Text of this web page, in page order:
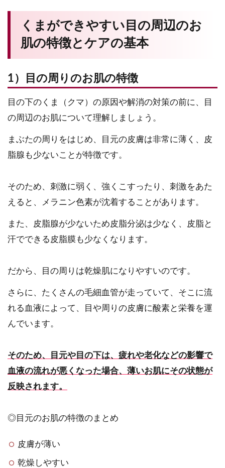
くまができやすい目の周辺のお
肌の特徴とケアの基本
1）目の周りのお肌の特徴
目の下のくま（クマ）の原因や解消の対策の前に、目
の周辺のお肌について理解しましょう。
まぶたの周りをはじめ、目元の皮膚は非常に薄く、皮
脂腺も少ないことが特徴です。
そのため、刺激に弱く、強くこすったり、刺激をあた
えると、メラニン色素が沈着することがあります。
また、皮脂腺が少ないため皮脂分泌は少なく、皮脂と
汗でできる皮脂膜も少なくなります。
だから、目の周りは乾燥肌になりやすいのです。
さらに、たくさんの毛細血管が走っていて、そこに流
れる血液によって、目や周りの皮膚に酸素と栄養を運
んでいます。
そのため、目元や目の下は、疲れや老化などの影響で
血液の流れが悪くなった場合、薄いお肌にその状態が
反映されます。
◎目元のお肌の特徴のまとめ
皮膚が薄い
乾燥しやすい